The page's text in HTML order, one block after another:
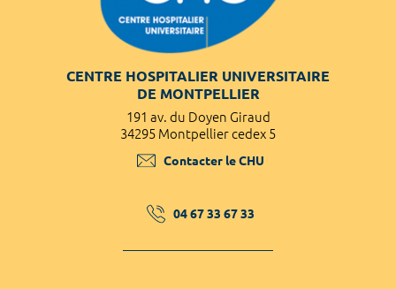
CENTRE HOSPITALIER UNIVERSITAIRE
DE MONTPELLIER
191 av. du Doyen Giraud
34295 Montpellier cedex 5
Contacter le CHU
04 67 33 67 33